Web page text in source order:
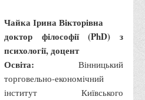
порад вступникам
Чайка Ірина Вікторівна
доктор філософії (PhD) з
психології, доцент
Освіта: Вінницький
торговельно-економічний
інститут Київського